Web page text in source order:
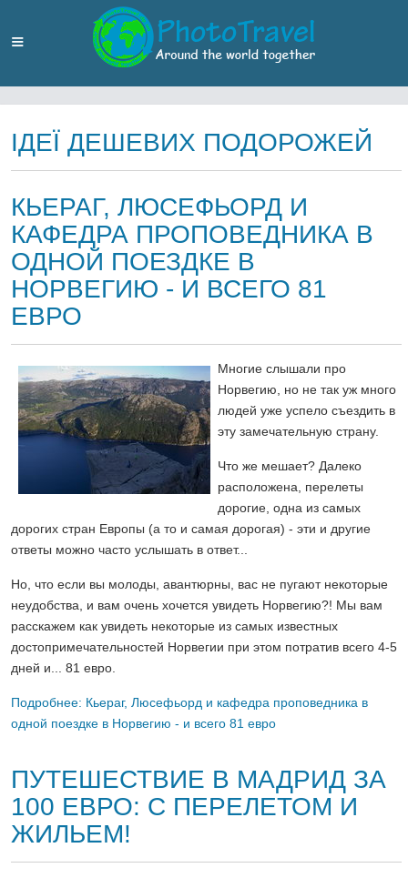
ІДЕЇ ДЕШЕВИХ ПОДОРОЖЕЙ
КЬЕРАГ, ЛЮСЕФЬОРД И
КАФЕДРА ПРОПОВЕДНИКА В
ОДНОЙ ПОЕЗДКЕ В
НОРВЕГИЮ - И ВСЕГО 81
ЕВРО
Многие слышали про
Норвегию, но не так уж много
людей уже успело съездить в
эту замечательную страну.
Что же мешает? Далеко
расположена, перелеты
дорогие, одна из самых
дорогих стран Европы (а то и самая дорогая) - эти и другие
ответы можно часто услышать в ответ...
Но, что если вы молоды, авантюрны, вас не пугают некоторые
неудобства, и вам очень хочется увидеть Норвегию?! Мы вам
расскажем как увидеть некоторые из самых известных
достопримечательностей Норвегии при этом потратив всего 4-5
дней и... 81 евро.
Подробнее: Кьераг, Люсефьорд и кафедра проповедника в
одной поездке в Норвегию - и всего 81 евро
ПУТЕШЕСТВИЕ В МАДРИД ЗА
100 ЕВРО: С ПЕРЕЛЕТОМ И
ЖИЛЬЕМ!